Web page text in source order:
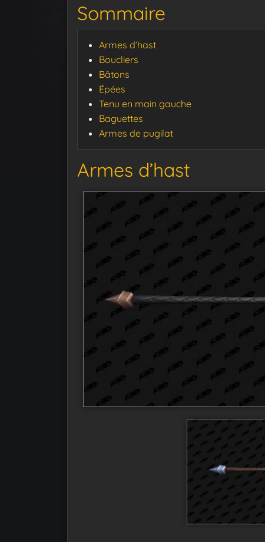
Sommaire
Armes d’hast
Boucliers
Bâtons
Épées
Tenu en main gauche
Baguettes
Armes de pugilat
Armes d’hast